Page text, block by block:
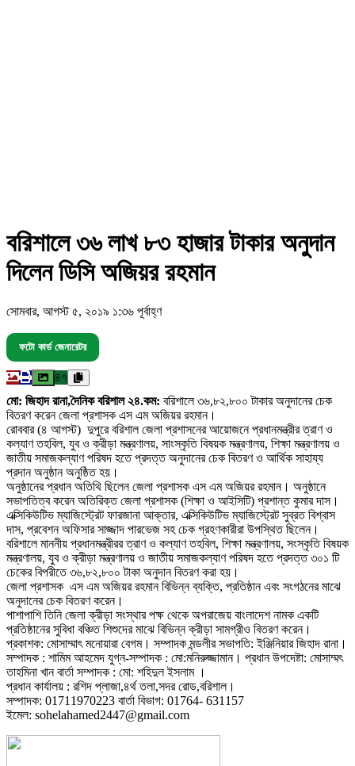
বরিশালে ৩৬ লাখ ৮৩ হাজার টাকার অনুদান
দিলেন ডিসি অজিয়র রহমান
সোমবার, আগস্ট ৫, ২০১৯ ১:৩৬ পূর্বাহ্ণ
ফটো কার্ড জেনারেটর
৪৭
মো: জিহাদ রানা,দৈনিক বরিশাল ২৪.কম: বরিশালে ৩৬,৮২,৮০০ টাকার অনুদানের চেক
বিতরণ করেন জেলা প্রশাসক এস এম অজিয়র রহমান।
রোববার (৪ আগস্ট) দুপুরে বরিশাল জেলা প্রশাসনের আয়োজনে প্রধানমন্ত্রীর ত্রাণ ও
কল্যাণ তহবিল, যুব ও ক্রীড়া মন্ত্রণালয়, সাংস্কৃতি বিষয়ক মন্ত্রণালয়, শিক্ষা মন্ত্রণালয় ও
জাতীয় সমাজকল্যাণ পরিষদ হতে প্রদত্ত অনুদানের চেক বিতরণ ও আর্থিক সাহায্য
প্রদান অনুষ্ঠান অনুষ্ঠিত হয়।
অনুষ্ঠানের প্রধান অতিথি ছিলেন জেলা প্রশাসক এস এম অজিয়র রহমান। অনুষ্ঠানে
সভাপতিত্ব করেন অতিরিক্ত জেলা প্রশাসক (শিক্ষা ও আইসিটি) প্রশান্ত কুমার দাস।
এক্সিকিউটিভ ম্যাজিস্ট্রেট ফারজানা আক্তার, এক্সিকিউটিভ ম্যাজিস্ট্রেট সুব্রত বিশ্বাস
দাস, প্রবেশন অফিসার সাজ্জাদ পারভেজ সহ চেক গ্রহণকারীরা উপস্থিত ছিলেন।
বরিশালে মাননীয় প্রধানমন্ত্রীরর ত্রাণ ও কল্যাণ তহবিল, শিক্ষা মন্ত্রণালয়, সংস্কৃতি বিষয়ক
মন্ত্রণালয়, যুব ও ক্রীড়া মন্ত্রণালয় ও জাতীয় সমাজকল্যাণ পরিষদ হতে প্রদত্ত ৩০১ টি
চেকের বিপরীতে ৩৬,৮২,৮০০ টাকা অনুদান বিতরণ করা হয়।
জেলা প্রশাসক এস এম অজিয়র রহমান বিভিন্ন ব্যক্তি, প্রতিষ্ঠান এবং সংগঠনের মাঝে
অনুদানের চেক বিতরণ করেন।
পাশাপাশি তিনি জেলা ক্রীড়া সংস্থার পক্ষ থেকে অপরাজেয় বাংলাদেশ নামক একটি
প্রতিষ্ঠানের সুবিধা বঞ্চিত শিশুদের মাঝে বিভিন্ন ক্রীড়া সামগ্রীও বিতরণ করেন।
প্রকাশক: মোসাম্মাৎ মনোয়ারা বেগম। সম্পাদক মন্ডলীর সভাপতি: ইঞ্জিনিয়ার জিহাদ রানা।
সম্পাদক : শামিম আহমেদ যুগ্ন-সম্পাদক : মো:মনিরুজ্জামান। প্রধান উপদেষ্টা: মোসাম্মৎ
তাহমিনা খান বার্তা সম্পাদক : মো: শহিদুল ইসলাম ।
প্রধান কার্যালয় : রশিদ প্লাজা,৪র্থ তলা,সদর রোড,বরিশাল।
সম্পাদক: 01711970223 বার্তা বিভাগ: 01764- 631157
ইমেল: sohelahamed2447@gmail.com